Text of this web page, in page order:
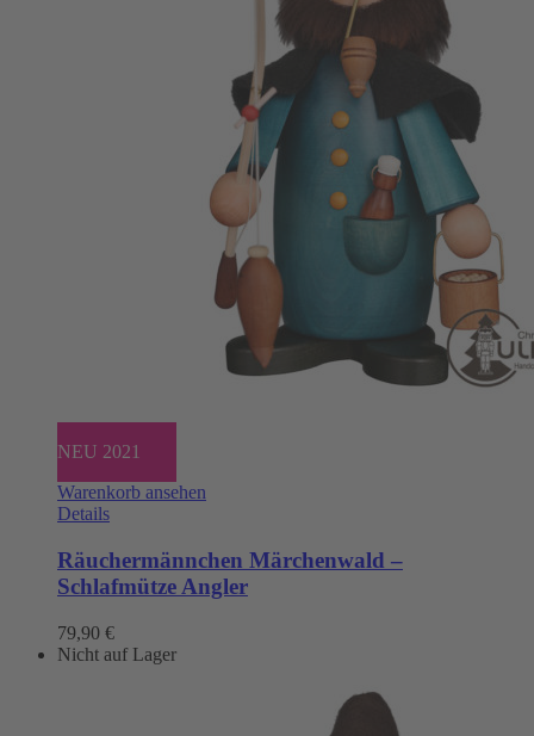
NEU 2021
Warenkorb ansehen
Details
Räuchermännchen Märchenwald –
Schlafmütze Angler
79,90 €
Nicht auf Lager